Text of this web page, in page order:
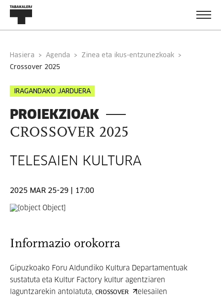
Hasiera Agenda
Zinea eta ikus-entzunezkoak
crossover 2025
IRAGANDAKO JARDUERA
PROIEKZIOAK
CROSSOVER 2025
TELESAIEN KULTURA
2025 MAR 25-29 | 17:00
Informazio orokorra
Gipuzkoako Foru Aldundiko Kultura Departamentuak
sustatuta eta Kultur Factory kultur agentziaren
laguntzarekin antolatuta, CROSSOVER
telesailen